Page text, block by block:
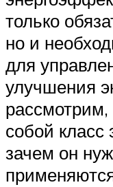
только
но и
для
улучшения
рассмотрим,
собой класс
зачем он